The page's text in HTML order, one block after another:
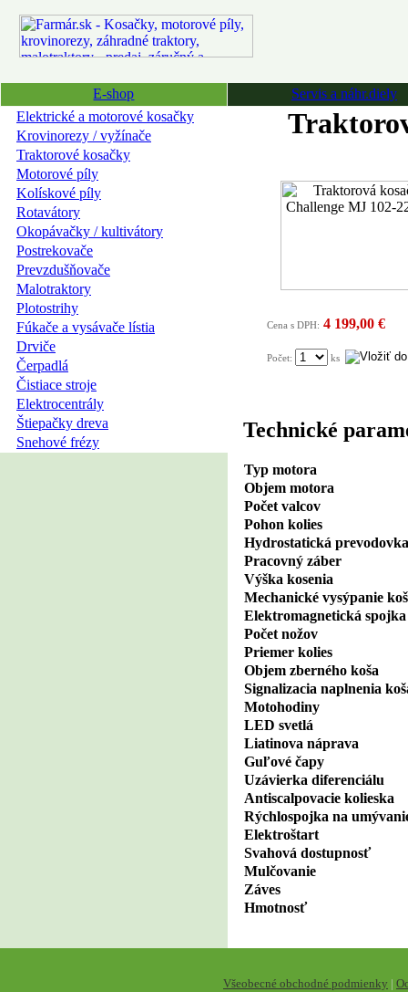
E-shop
Servis a náhr.diely
Elektrické a motorové kosačky
Krovinorezy / vyžínače
Traktorové kosačky
Motorové píly
Kolískové píly
Rotavátory
Okopávačky / kultivátory
Postrekovače
Prevzdušňovače
Malotraktory
Plotostrihy
Fúkače a vysávače lístia
Drviče
Čerpadlá
Čistiace stroje
Elektrocentrály
Štiepačky dreva
Snehové frézy
Cena s DPH: 4 199,00 €
Počet: ks
Technické
Typ motora
Objem motora
Počet valcov
Pohon kolies
Hydrostatická prevodovka
Pracovný záber
Výška kosenia
Mechanické vysýpanie
Elektromagnetická
Počet nožov
Priemer kolies
Objem zberného koša
Signalizacia naplnenia
Motohodiny
LED svetlá
Liatinova náprava
Guľové čapy
Uzávierka diferenciálu
Antiscalpovacie kolieska
Rýchlospojka na
Elektroštart
Svahová dostupnosť
Mulčovanie
Záves
Hmotnosť
Všeobecné obchodné podmienky |